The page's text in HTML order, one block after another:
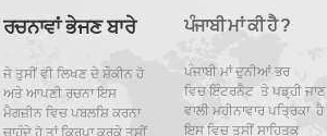
ਰਚਨਾਵਾਂ ਭੇਜਣ ਬਾਰੇ
ਜੇ ਤੁਸੀਂ ਵੀ ਲਿਖਣ ਦੇ ਸ਼ੌਕੀਨ ਹੋ
ਅਤੇ ਆਪਣੀ ਰਚਨਾ ਇਸ
ਮੈਗਜ਼ੀਨ ਵਿਚ ਪਬਲਸ਼ਿ ਕਰਨਾ
ਚਾਹੁੰਦੇ ਹੋ ਤਾਂ ਕਿਰਪਾ ਕਰਕੇ ਤੁਸੀਂ
ਪੰਜਾਬੀ ਮਾਂ ਕੀ ਹੈ ?
ਪੰਜਾਬੀ ਮਾਂ ਦੁਨੀਆਂ ਭਰ
ਵਿਚ ਇੰਟਰਨੈਟ ਤੇ ਪਡ਼੍ਹੀ ਜਾਣ
ਵਾਲੀ ਮਹੀਨਾਵਾਰ ਪਤ੍ਰਿਕਾ ਹੈ |
ਇਸ ਵਿਚ ਤੁਸੀਂ ਸਾਹਿਤਕ